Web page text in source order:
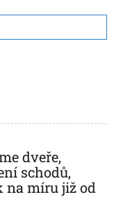
dveře,
schodů,
na míru již od